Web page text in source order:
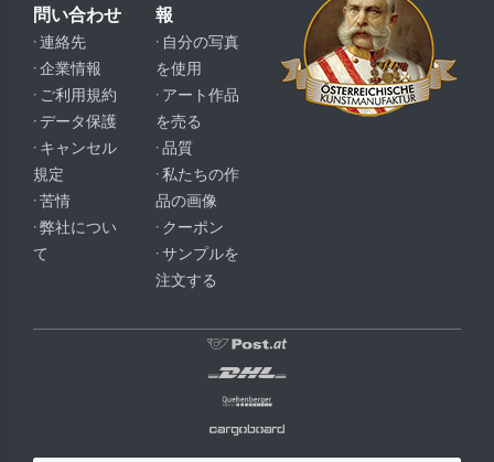
問い合わせ
· 連絡先
· 企業情報
· ご利用規約
· データ保護
· キャンセル
規定
· 苦情
· 弊社につい
て
報
· 自分の写真
を使用
· アート作品
を売る
· 品質
· 私たちの作
品の画像
· クーポン
· サンプルを
注文する